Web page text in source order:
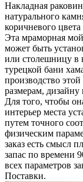
Накладная
натурального
коричневого
Эта мраморная
может быть
или столешницу в
турецкой бани
производство
размерам, дизайну
Для того, чтобы
интерьер места
путем точного
физическим
заказ есть смысл
запас по времени
всех параметров
Поставки.